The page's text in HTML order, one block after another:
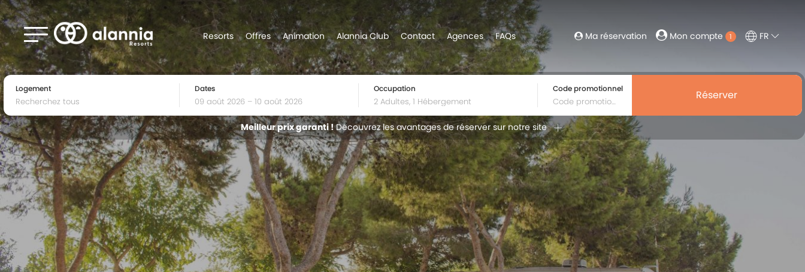
Resorts Offres Animation Alannia Club Contact Agences FAQs Ma réservation Mon compte 1 FR
Logement Dates Occupation Code promotionnel Réserver
Meilleur prix garanti ! Découvrez les avantages de réserver sur notre site